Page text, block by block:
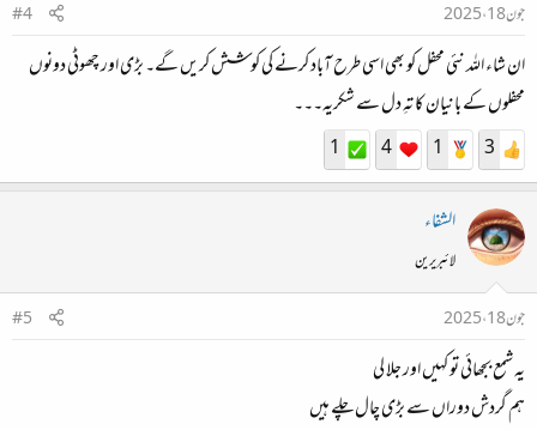
جون 18، 2025
#4
ان شاء اللہ نئی محفل کو بھی اسی طرح آباد کرنے کی کوشش کریں گے۔ بڑی اور چھوٹی دونوں
محفلوں کے بانیان کا تہِ دل سے شکریہ۔۔۔
3
1
4
1
الشفاء
لائبریرین
جون 18، 2025
#5
یہ شمع بجھائی تو کہیں اور جلا لی
ہم گردش دوراں سے بڑی چال چلے ہیں